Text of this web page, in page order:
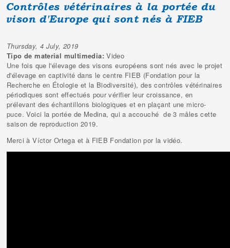
Contrôles vétérinaires à la portée du
vison d'Europe qui sont nés à FIEB
Thursday, 4 July, 2019
Tipo de material multimedia:Video
Une fois que l'élevage des visons européens sont nés avec le projet
d'élevage en captivité dans le centre FIEB (Fondation pour la
Recherche en Étologie et la Biodiversité), des contrôles vétérinaires
périodiques sont effectués pour vérifier leur croissance, en
prélevant des échantillons biologiques et en plaçant une micro-
puce. Voici la portée de Medina, qui a accouché de 3 mâles cette
saison de reproduction 2019.
Merci à Víctor Ortega et à FIEB Fondation por la vidéo.